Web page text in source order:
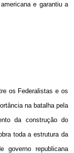
e garantiu a
os Federalistas e os
na batalha pela
da construção do
toda a estrutura da
governo republicana